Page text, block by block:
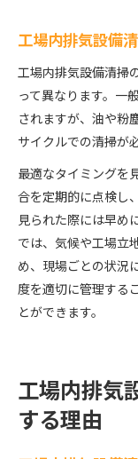
工場内排気設備
工場内排気設備清掃
って異なります。一
されますが、油や粉
サイクルでの清掃が
最適なタイミングを
合を定期的に点検し
見られた際には早め
では、気候や工場立
め、現場ごとの状況
度を適切に管理する
とができます。
工場内排気
する理由